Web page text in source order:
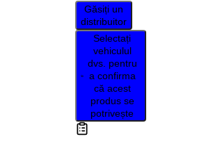
Găsiți un
distribuitor
Selectați
vehiculul
dvs. pentru
a confirma
că acest
produs se
potrivește